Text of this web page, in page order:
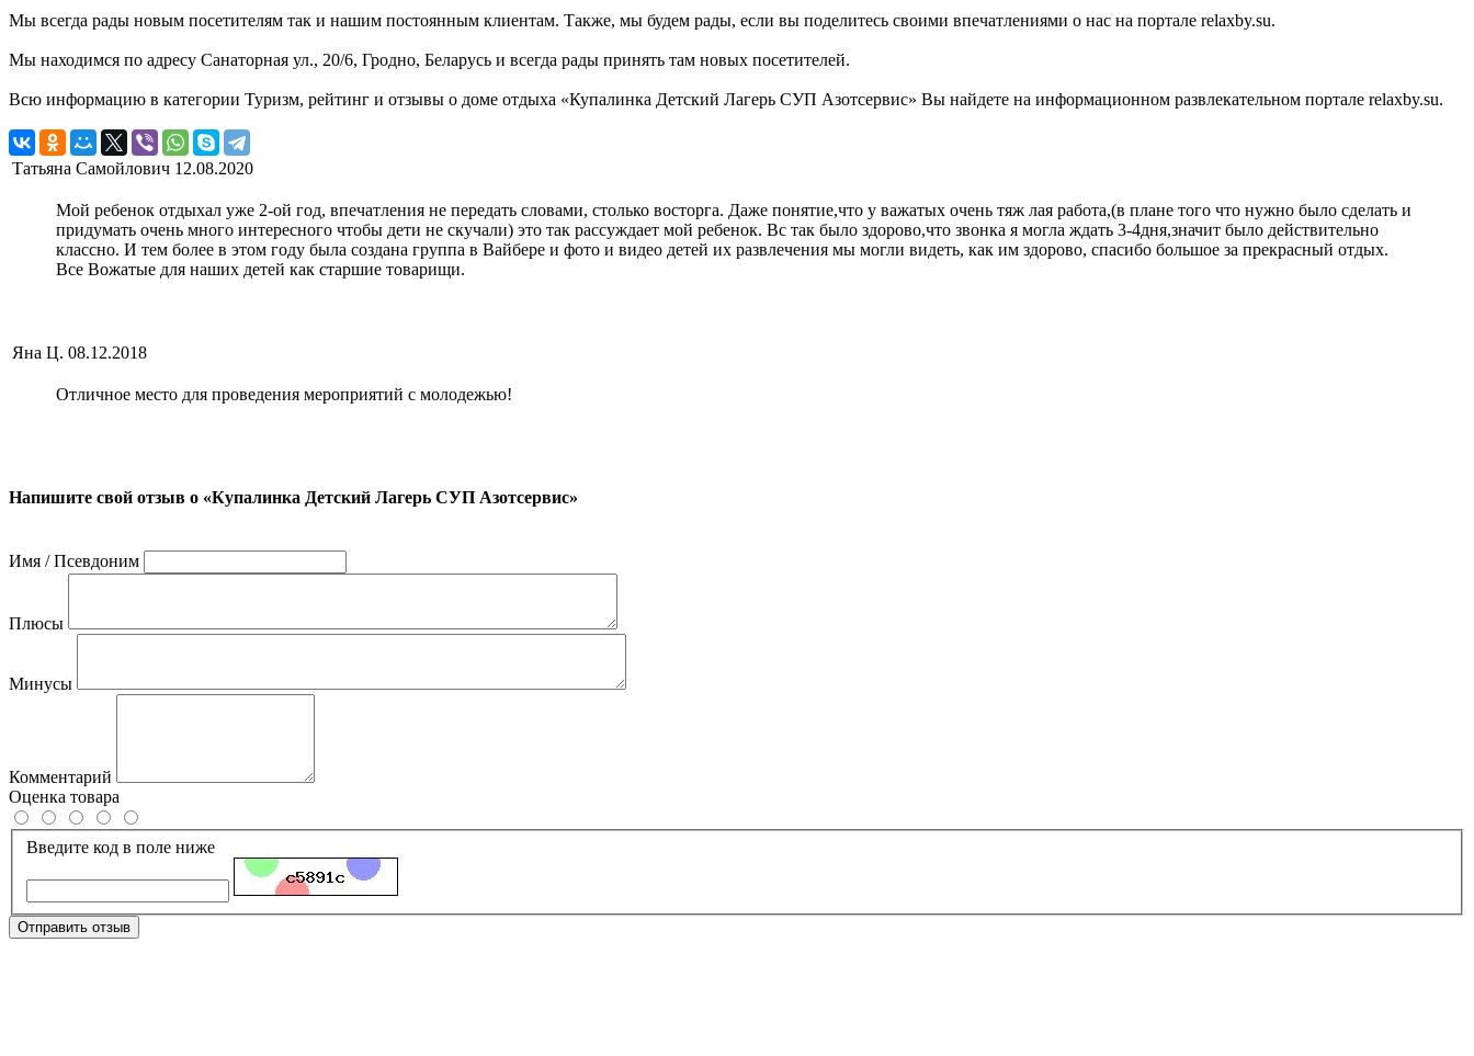
Мы всегда рады новым посетителям так и нашим постоянным клиентам. Также, мы будем рады, если вы поделитесь своими впечатлениями о нас на портале relaxby.su.
Мы находимся по адресу Санаторная ул., 20/6, Гродно, Беларусь и всегда рады принять там новых посетителей.
Всю информацию в категории Туризм, рейтинг и отзывы о доме отдыха «Купалинка Детский Лагерь СУП Азотсервис» Вы найдете на информационном развлекательном портале relaxby.su.
Татьяна Самойлович 12.08.2020
Мой ребенок отдыхал уже 2-ой год, впечатления не передать словами, столько восторга. Даже понятие,что у важатых очень тяж лая работа,(в плане того что нужно было сделать и
придумать очень много интересного чтобы дети не скучали) это так рассуждает мой ребенок. Вс так было здорово,что звонка я могла ждать 3-4дня,значит было действительно
классно. И тем более в этом году была создана группа в Вайбере и фото и видео детей их развлечения мы могли видеть, как им здорово, спасибо большое за прекрасный отдых.
Все Вожатые для наших детей как старшие товарищи.
Яна Ц. 08.12.2018
Отличное место для проведения мероприятий с молодежью!
Напишите свой отзыв о «Купалинка Детский Лагерь СУП Азотсервис»
Имя / Псевдоним
Плюсы
Минусы
Комментарий
Оценка товара
Введите код в поле ниже
Отправить отзыв